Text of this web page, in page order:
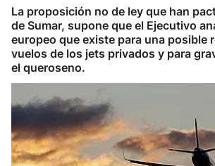
La proposición no de ley que han
de Sumar, supone que el Ejecutivo
europeo que existe para una posible
vuelos de los jets privados y para
el queroseno.